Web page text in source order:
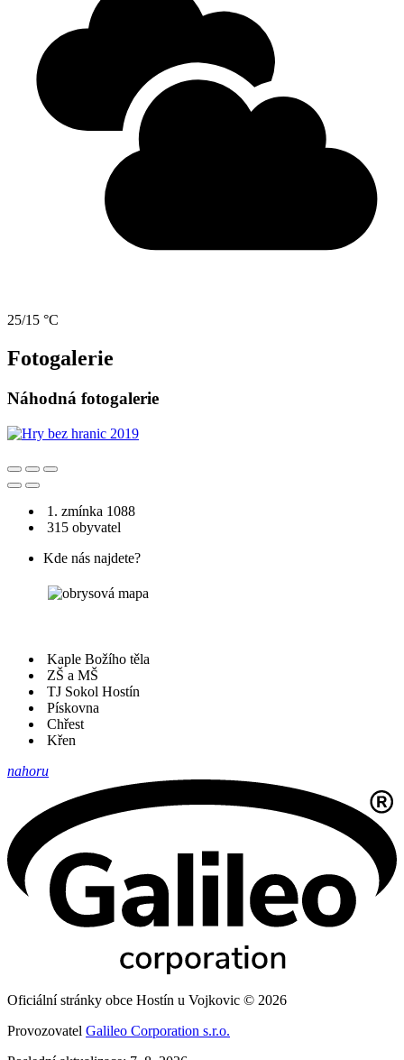
25/15 °C
Fotogalerie
Náhodná fotogalerie
1. zmínka 1088
315 obyvatel
Kde nás najdete?
Kaple Božího těla
ZŠ a MŠ
TJ Sokol Hostín
Pískovna
Chřest
Křen
nahoru
Oficiální stránky obce Hostín u Vojkovic © 2026
Provozovatel Galileo Corporation s.r.o.